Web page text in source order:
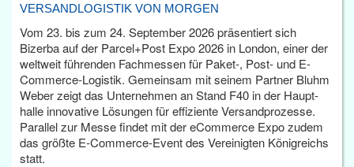
VERSANDLOGISTIK VON MORGEN
Vom 23. bis zum 24. September 2026 präsentiert sich
Bizerba auf der Parcel+Post Expo 2026 in London, einer der
weltweit führenden Fachmessen für Paket-, Post- und E-
Commerce-Logistik. Gemeinsam mit seinem Partner Bluhm
Weber zeigt das Unternehmen an Stand F40 in der Haupt­
halle innovative Lösungen für effiziente Versandprozesse.
Parallel zur Messe findet mit der eCommerce Expo zudem
das größte E-Commerce-Event des Vereinigten Königreichs
statt.